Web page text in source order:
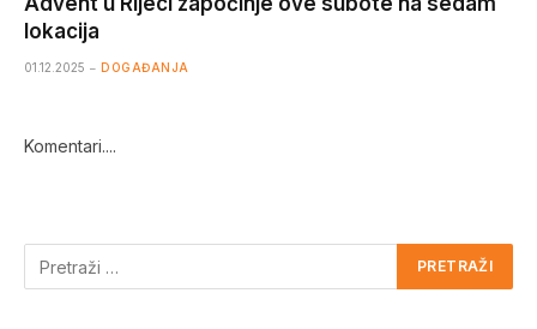
lokacija
01.12.2025 DOGAĐANJA
Komentari....